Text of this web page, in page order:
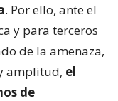
. Por ello, ante el
y para terceros
de la amenaza,
amplitud, el
de